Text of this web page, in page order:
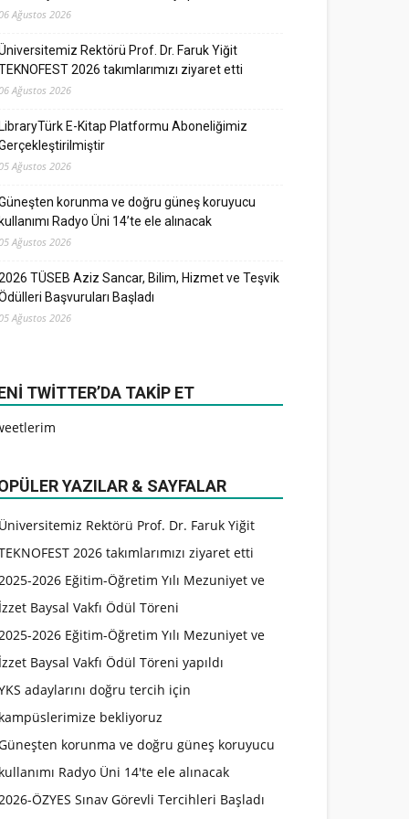
Ağustos 2026
Rektörü Prof. Dr. Faruk Yiğit
2026 takımlarımızı ziyaret etti
Ağustos 2026
E-Kitap Platformu Aboneliğimiz
Ağustos 2026
korunma ve doğru güneş koruyucu
Radyo Üni 14’te ele alınacak
Ağustos 2026
TÜSEB Aziz Sancar, Bilim, Hizmet ve Teşvik
Başvuruları Başladı
Ağustos 2026
TWITTER’DA TAKIP ET
YAZILAR & SAYFALAR
Rektörü Prof. Dr. Faruk Yiğit
2026 takımlarımızı ziyaret etti
2026 Eğitim-Öğretim Yılı Mezuniyet ve
Baysal Vakfı Ödül Töreni
2026 Eğitim-Öğretim Yılı Mezuniyet ve
Baysal Vakfı Ödül Töreni yapıldı
adaylarını doğru tercih için
bekliyoruz
korunma ve doğru güneş koruyucu
Radyo Üni 14'te ele alınacak
ÖZYES Sınav Görevli Tercihleri Başladı